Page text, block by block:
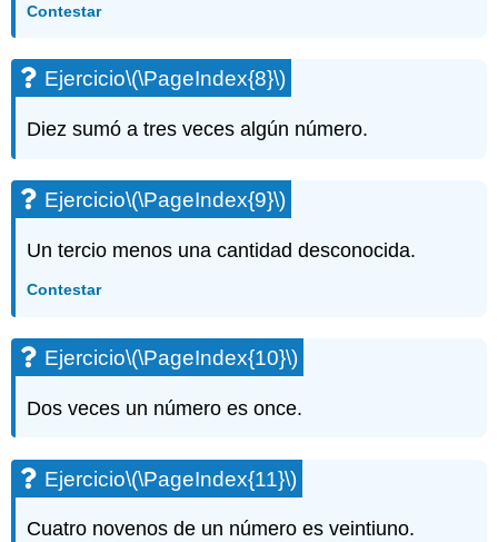
Contestar
Ejercicio\(\PageIndex{8}\)
Diez sumó a tres veces algún número.
Ejercicio\(\PageIndex{9}\)
Un tercio menos una cantidad desconocida.
Contestar
Ejercicio\(\PageIndex{10}\)
Dos veces un número es once.
Ejercicio\(\PageIndex{11}\)
Cuatro novenos de un número es veintiuno.